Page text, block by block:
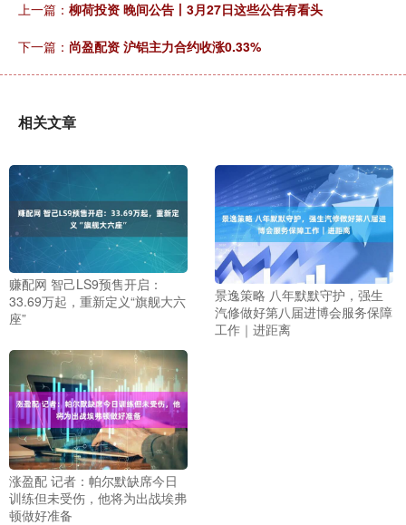
上一篇： 柳荷投资 晚间公告丨3月27日这些公告有看头
下一篇： 尚盈配资 沪铝主力合约收涨0.33%
相关文章
赚配网 智己LS9预售开启：
33.69万起，重新定义“旗舰大六
座”
景逸策略 八年默默守护，强生
汽修做好第八届进博会服务保障
工作｜进距离
涨盈配 记者：帕尔默缺席今日
训练但未受伤，他将为出战埃弗
顿做好准备